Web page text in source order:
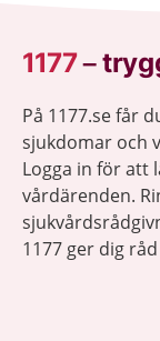
1177–
På 1177.se får
sjukdomar och
Logga in för att
vårdärenden.
1177 ger dig